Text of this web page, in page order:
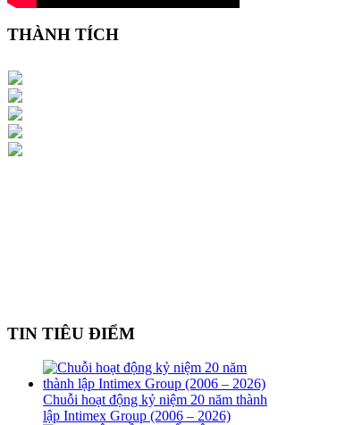
THÀNH TÍCH
TIN TIÊU ĐIỂM
Chuỗi hoạt động kỷ niệm 20 năm thành
lập Intimex Group (2006 – 2026)